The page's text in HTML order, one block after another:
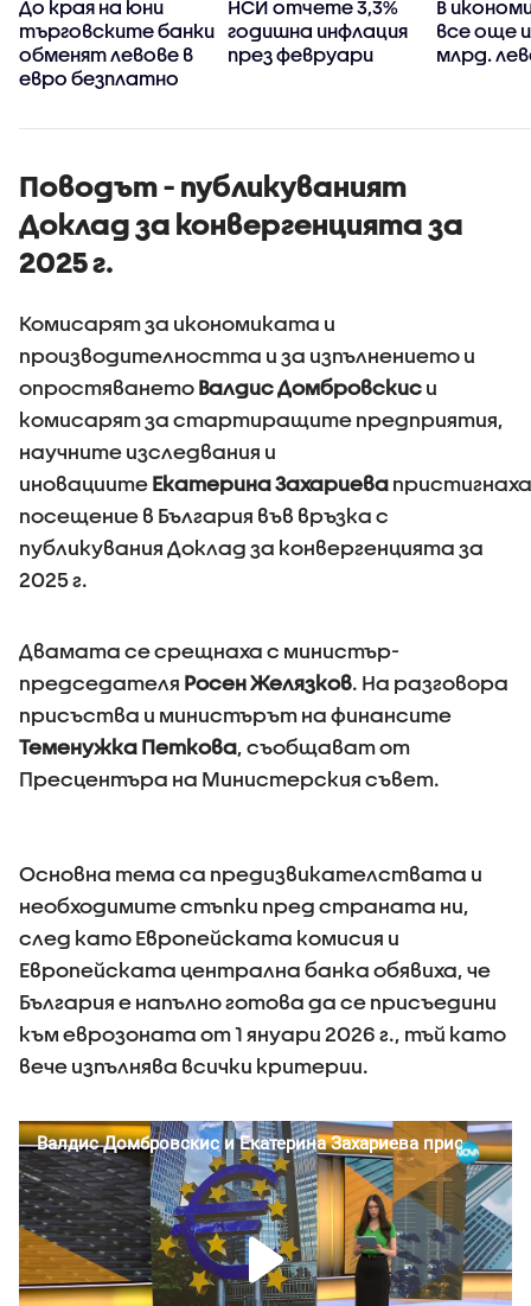
До края на юни
търговските банки
обменят левове в
евро безплатно
НСИ отчете 3,3%
годишна инфлация
през февруари
В
все още
млрд.
Поводът - публикуваният
Доклад за конвергенцията за
2025 г.
Комисарят за икономиката и
производителността и за изпълнението и
опростяването Валдис Домбровскис и
комисарят за стартиращите предприятия,
научните изследвания и
иновациите Екатерина Захариева
посещение в България във връзка с
публикувания Доклад за конвергенцията за
2025 г.
Двамата се срещнаха с министър-
председателя Росен Желязков. На разговора
присъства и министърът на финансите
Теменужка Петкова, съобщават от
Пресцентъра на Министерския съвет.
Основна тема са предизвикателствата и
необходимите стъпки пред страната ни,
след като Европейската комисия и
Европейската централна банка обявиха, че
България е напълно готова да се присъедини
към еврозоната от 1 януари 2026 г., тъй като
вече изпълнява всички критерии.